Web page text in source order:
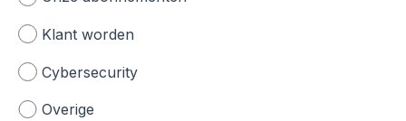
Klant worden
Cybersecurity
Overige